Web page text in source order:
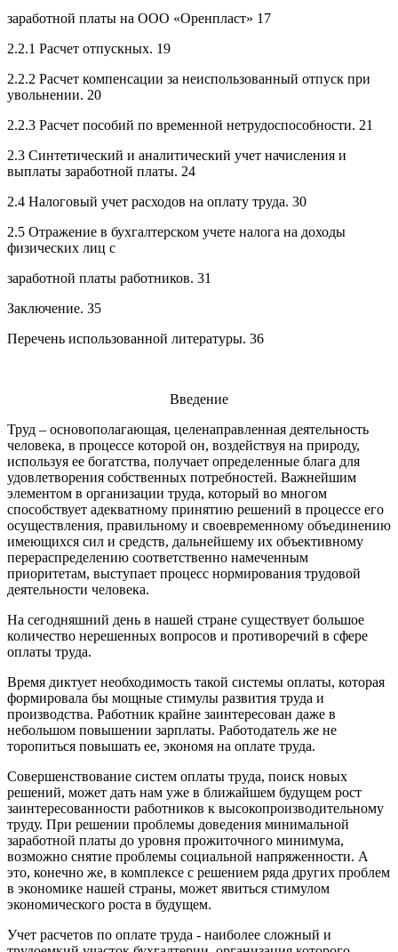
заработной платы на ООО «Оренпласт» 17
2.2.1 Расчет отпускных. 19
2.2.2 Расчет компенсации за неиспользованный отпуск при
увольнении. 20
2.2.3 Расчет пособий по временной нетрудоспособности. 21
2.3 Синтетический и аналитический учет начисления и
выплаты заработной платы. 24
2.4 Налоговый учет расходов на оплату труда. 30
2.5 Отражение в бухгалтерском учете налога на доходы
физических лиц с
заработной платы работников. 31
Заключение. 35
Перечень использованной литературы. 36
Введение
Труд – основополагающая, целенаправленная деятельность
человека, в процессе которой он, воздействуя на природу,
используя ее богатства, получает определенные блага для
удовлетворения собственных потребностей. Важнейшим
элементом в организации труда, который во многом
способствует адекватному принятию решений в процессе его
осуществления, правильному и своевременному объединению
имеющихся сил и средств, дальнейшему их объективному
перераспределению соответственно намеченным
приоритетам, выступает процесс нормирования трудовой
деятельности человека.
На сегодняшний день в нашей стране существует большое
количество нерешенных вопросов и противоречий в сфере
оплаты труда.
Время диктует не­обходимость такой системы оплаты, которая
формировала бы мощные стимулы развития труда и
производства. Работник крайне заинтересован даже в
небольшом повышении зарплаты. Работодатель же не
торопиться повышать ее, экономя на оплате труда.
Совершенствование систем оплаты труда, поиск новых
решений, может дать нам уже в ближайшем будущем рост
заинтересованности работников к высокопроизводительному
труду. При решении проблемы доведения минимальной
заработной платы до уровня прожиточного минимума,
возможно снятие проблемы социальной напряженности. А
это, конечно же, в комплексе с решением ряда других проблем
в экономике нашей страны, может явиться стимулом
экономического роста в будущем.
Учет расчетов по оплате труда - наиболее сложный и